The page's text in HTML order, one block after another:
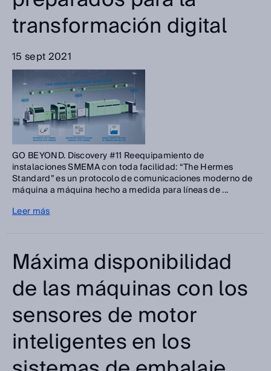
transformación digital
15 sept 2021
GO BEYOND. Discovery #11 Reequipamiento de
instalaciones SMEMA con toda facilidad: “The Hermes
Standard” es un protocolo de comunicaciones moderno de
máquina a máquina hecho a medida para líneas de ...
Leer más
Máxima disponibilidad
de las máquinas con los
sensores de motor
inteligentes en los